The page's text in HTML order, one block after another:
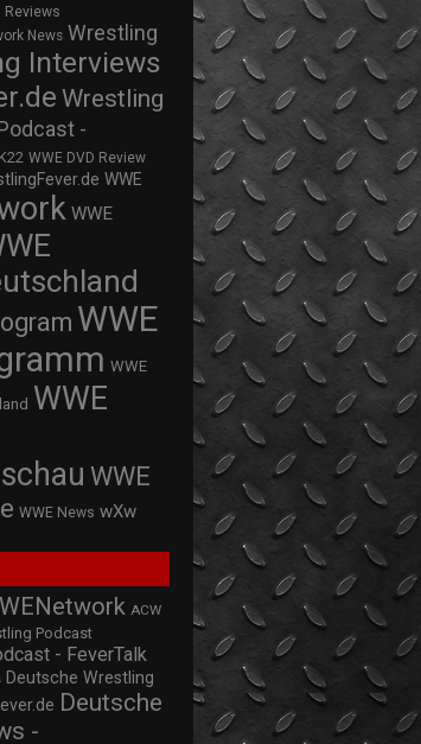
Reviews
News Wrestling
Interviews
Wrestling
-
WWE DVD Review
WWE
WWE
WWE
WWE
WWE
WWE
WWE News wXw
ACW
Podcast
- FeverTalk
Deutsche Wrestling
Deutsche
-